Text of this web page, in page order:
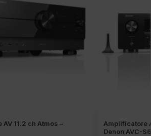
11.2 ch Atmos –
Amplificatore
Denon AVC-